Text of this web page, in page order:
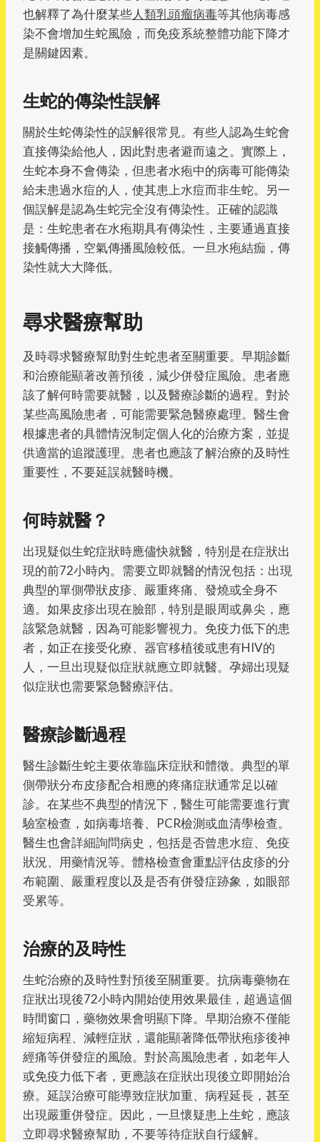
也解釋了為什麼某些人類乳頭瘤病毒等其他病毒感
染不會增加生蛇風險，而免疫系統整體功能下降才
是關鍵因素。
生蛇的傳染性誤解
關於生蛇傳染性的誤解很常見。有些人認為生蛇會
直接傳染給他人，因此對患者避而遠之。實際上，
生蛇本身不會傳染，但患者水疱中的病毒可能傳染
給未患過水痘的人，使其患上水痘而非生蛇。另一
個誤解是認為生蛇完全沒有傳染性。正確的認識
是：生蛇患者在水疱期具有傳染性，主要通過直接
接觸傳播，空氣傳播風險較低。一旦水疱結痂，傳
染性就大大降低。
尋求醫療幫助
及時尋求醫療幫助對生蛇患者至關重要。早期診斷
和治療能顯著改善預後，減少併發症風險。患者應
該了解何時需要就醫，以及醫療診斷的過程。對於
某些高風險患者，可能需要緊急醫療處理。醫生會
根據患者的具體情況制定個人化的治療方案，並提
供適當的追蹤護理。患者也應該了解治療的及時性
重要性，不要延誤就醫時機。
何時就醫？
出現疑似生蛇症狀時應儘快就醫，特別是在症狀出
現的前72小時內。需要立即就醫的情況包括：出現
典型的單側帶狀皮疹、嚴重疼痛、發燒或全身不
適。如果皮疹出現在臉部，特別是眼周或鼻尖，應
該緊急就醫，因為可能影響視力。免疫力低下的患
者，如正在接受化療、器官移植後或患有HIV的
人，一旦出現疑似症狀就應立即就醫。孕婦出現疑
似症狀也需要緊急醫療評估。
醫療診斷過程
醫生診斷生蛇主要依靠臨床症狀和體徵。典型的單
側帶狀分布皮疹配合相應的疼痛症狀通常足以確
診。在某些不典型的情況下，醫生可能需要進行實
驗室檢查，如病毒培養、PCR檢測或血清學檢查。
醫生也會詳細詢問病史，包括是否曾患水痘、免疫
狀況、用藥情況等。體格檢查會重點評估皮疹的分
布範圍、嚴重程度以及是否有併發症跡象，如眼部
受累等。
治療的及時性
生蛇治療的及時性對預後至關重要。抗病毒藥物在
症狀出現後72小時內開始使用效果最佳，超過這個
時間窗口，藥物效果會明顯下降。早期治療不僅能
縮短病程、減輕症狀，還能顯著降低帶狀疱疹後神
經痛等併發症的風險。對於高風險患者，如老年人
或免疫力低下者，更應該在症狀出現後立即開始治
療。延誤治療可能導致症狀加重、病程延長，甚至
出現嚴重併發症。因此，一旦懷疑患上生蛇，應該
立即尋求醫療幫助，不要等待症狀自行緩解。